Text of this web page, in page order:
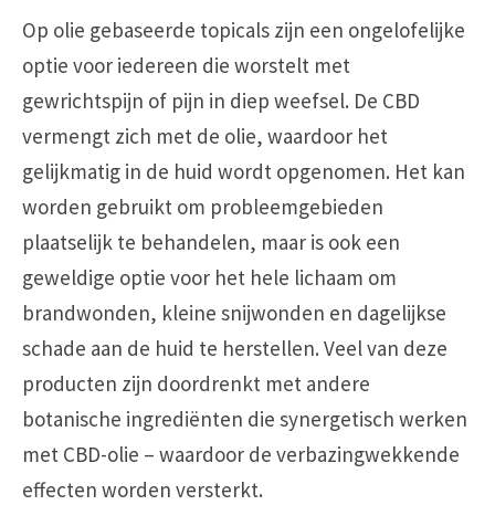
Op olie gebaseerde topicals zijn een ongelofelijke
optie voor iedereen die worstelt met
gewrichtspijn of pijn in diep weefsel. De CBD
vermengt zich met de olie, waardoor het
gelijkmatig in de huid wordt opgenomen. Het kan
worden gebruikt om probleemgebieden
plaatselijk te behandelen, maar is ook een
geweldige optie voor het hele lichaam om
brandwonden, kleine snijwonden en dagelijkse
schade aan de huid te herstellen. Veel van deze
producten zijn doordrenkt met andere
botanische ingrediënten die synergetisch werken
met CBD-olie – waardoor de verbazingwekkende
effecten worden versterkt.